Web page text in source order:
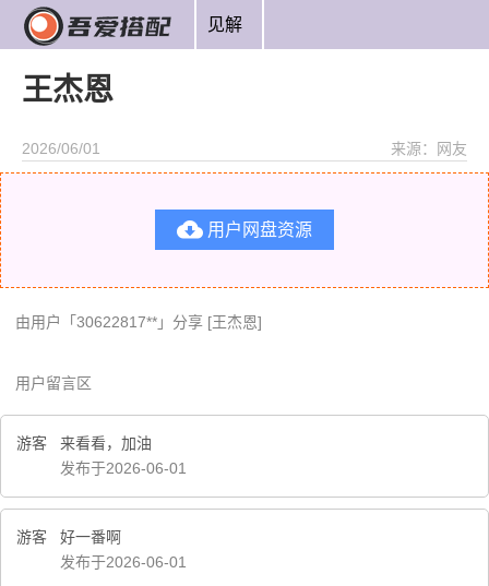
见解
王杰恩
2026/06/01 来源：网友
 用户网盘资源
由用户「30622817**」分享 [王杰恩]
用户留言区
游客
来看看，加油
发布于2026-06-01
游客
好一番啊
发布于2026-06-01